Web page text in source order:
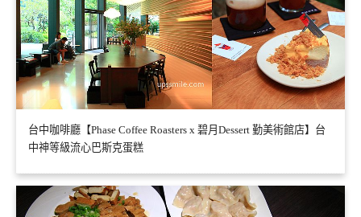
台中咖啡廳【Phase Coffee Roasters x 碧月Dessert 勤美術館店】台
中神等級流心巴斯克蛋糕